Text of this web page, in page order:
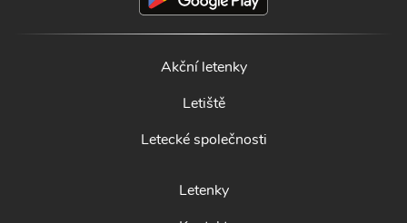
Akční letenky
Letiště
Letecké společnosti
Letenky